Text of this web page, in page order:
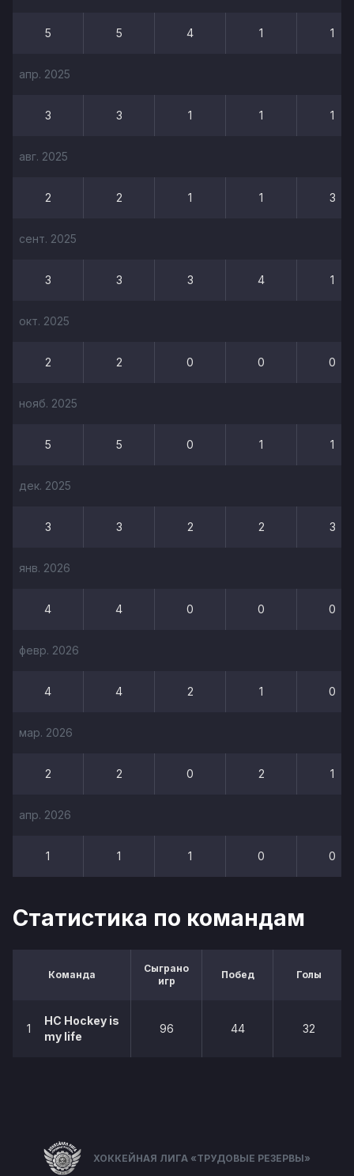
5 5 4 1 1
апр. 2025
3 3 1 1 1
авг. 2025
2 2 1 1 3
сент. 2025
3 3 3 4 1
окт. 2025
2 2 0 0 0
нояб. 2025
5 5 0 1 1
дек. 2025
3 3 2 2 3
янв. 2026
4 4 0 0 0
февр. 2026
4 4 2 1 0
мар. 2026
2 2 0 2 1
апр. 2026
1 1 1 0 0
Статистика по командам
Команда
Сыграно
игр
Побед Голы
1
НС Hockey is
my life
96 44 32
ХОККЕЙНАЯ ЛИГА «ТРУДОВЫЕ РЕЗЕРВЫ»